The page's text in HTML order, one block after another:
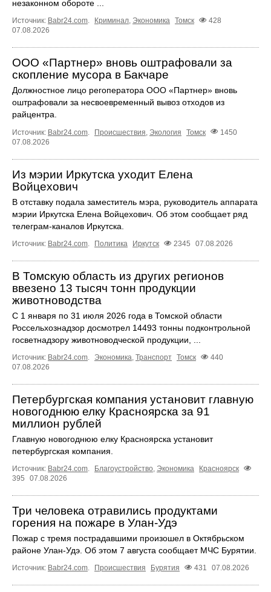
незаконном обороте ...
Источник: Babr24.com. Криминал, Экономика Томск
428
07.08.2026
ООО «Партнер» вновь оштрафовали за
скопление мусора в Бакчаре
Должностное лицо регоператора ООО «Партнер» вновь
оштрафовали за несвоевременный вывоз отходов из
райцентра.
Источник: Babr24.com Происшествия Экология Томск
1450
07.08.2026
Из мэрии Иркутска уходит Елена
Войцехович
В отставку подала заместитель мэра, руководитель аппарата
мэрии Иркутска Елена Войцехович. Об этом сообщает ряд
телеграм‑каналов Иркутска.
Источник: Babr24.com Политика Иркутск 2345 07.08.2026
В Томскую область из других регионов
ввезено 13 тысяч тонн продукции
животноводства
С 1 января по 31 июля 2026 года в Томской области
Россельхознадзор досмотрел 14493 тонны подконтрольной
госветнадзору животноводческой продукции, ...
Источник: Babr24.com. Экономика, Транспорт Томск
440
07.08.2026
Петербургская компания установит главную
новогоднюю елку Красноярска за 91
миллион рублей
Главную новогоднюю елку Красноярска установит
петербургская компания.
Источник: Babr24.com. Благоустройство, Экономика
Красноярск
395
07.08.2026
Три человека отравились продуктами
горения на пожаре в Улан-Удэ
Пожар с тремя пострадавшими произошел в Октябрьском
районе Улан-Удэ. Об этом 7 августа сообщает МЧС Бурятии.
Источник: Babr24.com. Происшествия Бурятия 431 07.08.2026